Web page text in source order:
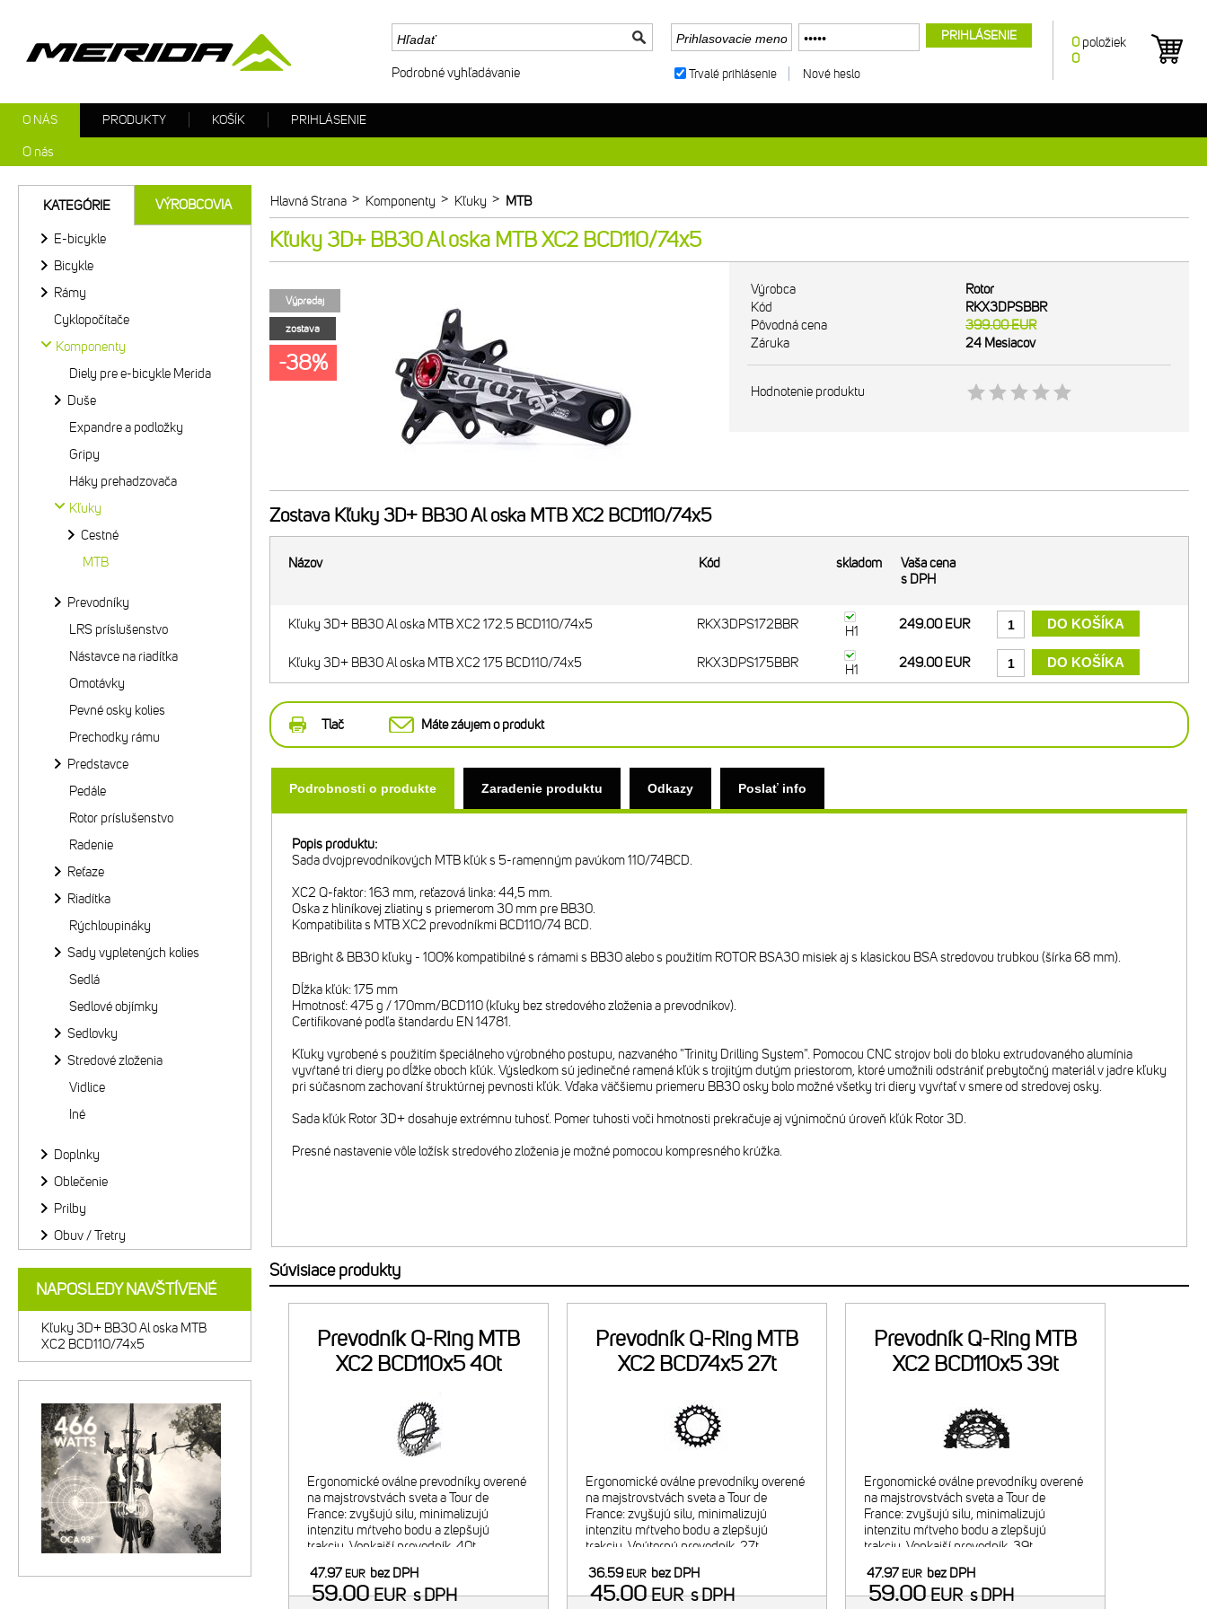
Hlavná Strana > Komponenty > Kľuky > MTB
Kľuky 3D+ BB30 Al oska MTB XC2 BCD110/74x5
Výpredaj
zostava
-38%
Výrobca
Rotor
Kód
RKX3DPSBBR
Pôvodná cena
399.00EUR
Záruka
24 Mesiacov
Hodnotenie produktu
Zostava Kľuky 3D+ BB30 Al oska MTB XC2 BCD110/74x5
Názov Kód skladom
Vaša cena
s DPH
Kľuky 3D+ BB30 Al oska MTB XC2 172.5 BCD110/74x5 RKX3DPS172BBR H1 249.00 EUR
Kľuky 3D+ BB30 Al oska MTB XC2 175 BCD110/74x5 RKX3DPS175BBR H1 249.00 EUR
Tlač Máte záujem o produkt
Podrobnosti o produkte Zaradenie produktu Odkazy Poslať info
Popis produktu:
Sada dvojprevodníkových MTB kľúk s 5-ramenným pavúkom 110/74BCD.
XC2 Q-faktor: 163 mm, reťazová linka: 44,5 mm.
Oska z hliníkovej zliatiny s priemerom 30 mm pre BB30.
Kompatibilita s MTB XC2 prevodníkmi BCD110/74 BCD.
BBright & BB30 kľuky - 100% kompatibilné s rámami s BB30 alebo s použitím ROTOR BSA30 misiek aj s klasickou BSA stredovou trubkou (šírka 68 mm).
Dĺžka kľúk: 175 mm
Hmotnosť: 475 g / 170mm/BCD110 (kľuky bez stredového zloženia a prevodníkov).
Certifikované podľa štandardu EN 14781.
Kľuky vyrobené s použitím špeciálneho výrobného postupu, nazvaného "Trinity Drilling System". Pomocou CNC strojov boli do bloku extrudovaného alumínia
vyvŕtané tri diery po dĺžke oboch kľúk. Výsledkom sú jedinečné ramená kľúk s trojitým dutým priestorom, ktoré umožnili odstrániť prebytočný materiál v jadre kľuky
pri súčasnom zachovaní štruktúrnej pevnosti kľúk. Vďaka väčšiemu priemeru BB30 osky bolo možné všetky tri diery vyvŕtať v smere od stredovej osky.
Sada kľúk Rotor 3D+ dosahuje extrémnu tuhosť. Pomer tuhosti voči hmotnosti prekračuje aj výnimočnú úroveň kľúk Rotor 3D.
Presné nastavenie vôle ložísk stredového zloženia je možné pomocou kompresného krúžka.
Súvisiace produkty
Prevodník Q-Ring MTB
XC2 BCD110x5 40t
Ergonomické oválne prevodníky overené
na majstrovstvách sveta a Tour de
France: zvyšujú silu, minimalizujú
intenzitu mŕtveho bodu a zlepšujú
trakciu. Vonkajší prevodník, 40t.
vnútorným prevodníkom. Navrhnuté pre
2x9/10 26"
47.97 EUR bez DPH
59.00EURs DPH
Prevodník Q-Ring MTB
XC2 BCD74x5 27t
Ergonomické oválne prevodníky overené
na majstrovstvách sveta a Tour de
France: zvyšujú silu, minimalizujú
intenzitu mŕtveho bodu a zlepšujú
trakciu. Vnútorný prevodník, 27t.
prevodníkom. Navrhnuté pre 2x9/10 26"
36.59EUR bez DPH
45.00EURs DPH
Prevodník Q-Ring MTB
XC2 BCD110x5 39t
Ergonomické oválne prevodníky overené
na majstrovstvách sveta a Tour de
France: zvyšujú silu, minimalizujú
intenzitu mŕtveho bodu a zlepšujú
trakciu. Vonkajší prevodník, 39t.
vnútorným prevodníkom. Navrhnuté pre
2x9/10/11
47.97 EUR bez DPH
59.00EURs DPH
KATEGÓRIE VÝROBCOVIA
E-bicykle
Bicykle
Rámy
Cyklopočítače
Komponenty
Diely pre e-bicykle Merida
Duše
Expandre a podložky
Gripy
Háky prehadzovača
Kľuky
Cestné
MTB
Prevodníky
LRS príslušenstvo
Nástavce na riadítka
Omotávky
Pevné osky kolies
Prechodky rámu
Predstavce
Pedále
Rotor príslušenstvo
Radenie
Reťaze
Riadítka
Rýchloupináky
Sady vypletených kolies
Sedlá
Sedlové objímky
Sedlovky
Stredové zloženia
Vidlice
Iné
Doplnky
Oblečenie
Prilby
Obuv / Tretry
NAPOSLEDY NAVŠTÍVENÉ
Kľuky 3D+ BB30 Al oska MTB
XC2 BCD110/74x5
Podrobné vyhľadávanie
O NÁS
O nás
PRODUKTY KOŠÍK PRIHLÁSENIE
0 položiek
0
PRIHLÁSENIE
Trvalé prihlásenie Nové heslo